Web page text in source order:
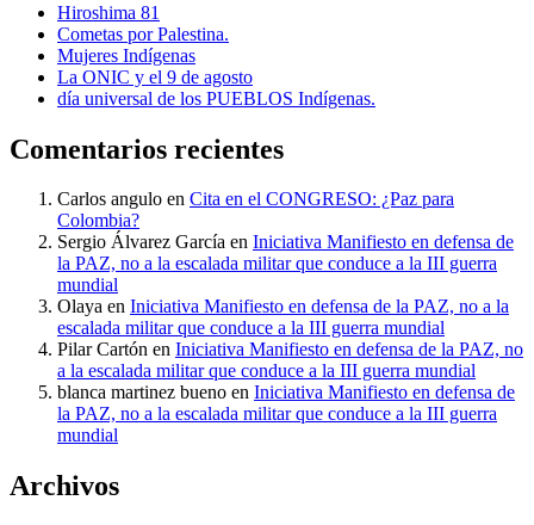
Hiroshima 81
Cometas por Palestina.
Mujeres Indígenas
La ONIC y el 9 de agosto
día universal de los PUEBLOS Indígenas.
Comentarios recientes
Carlos angulo en Cita en el CONGRESO: ¿Paz para
Colombia?
Sergio Álvarez García en Iniciativa Manifiesto en defensa de
la PAZ, no a la escalada militar que conduce a la III guerra
mundial
Olaya en Iniciativa Manifiesto en defensa de la PAZ, no a la
escalada militar que conduce a la III guerra mundial
Pilar Cartón en Iniciativa Manifiesto en defensa de la PAZ, no
a la escalada militar que conduce a la III guerra mundial
blanca martinez bueno en Iniciativa Manifiesto en defensa de
la PAZ, no a la escalada militar que conduce a la III guerra
mundial
Archivos